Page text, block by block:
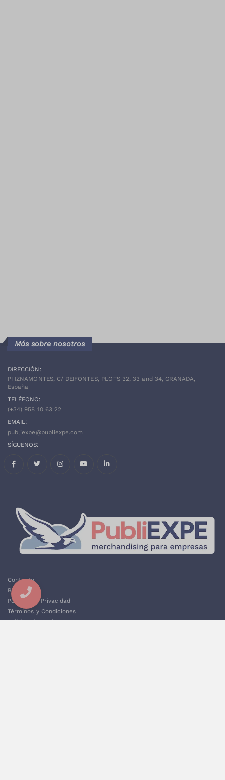
Más sobre nosotros
DIRECCIÓN:
PI IZNAMONTES, C/ DEIFONTES, PLOTS 32, 33 and 34, GRANADA,
España
TELÉFONO:
(+34) 958 10 63 22
EMAIL:
publiexpe@publiexpe.com
SÍGUENOS:
Contacto
Blog
Política de Privacidad
Términos y Condiciones
Política de Cookies